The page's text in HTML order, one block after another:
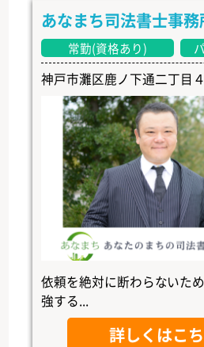
あなまち司法書士事務
常勤(資格あり)
神戸市灘区鹿ノ下通二丁目
依頼を絶対に断わらないた
強する...
詳しくはこ